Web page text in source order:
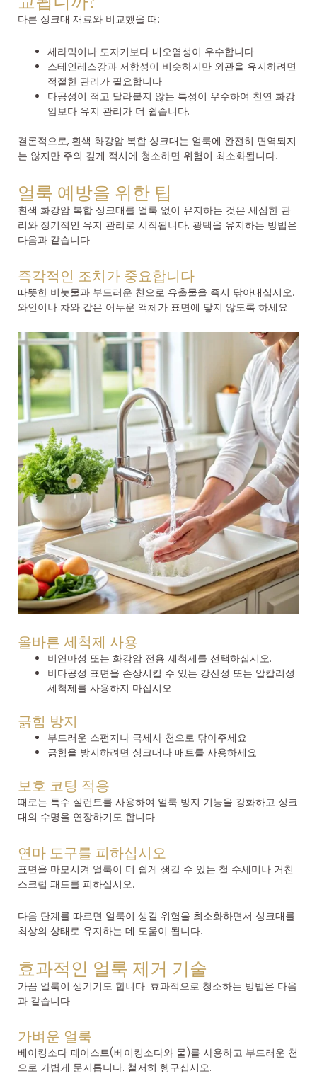
다른 싱크대 재료와 비교했을 때:
세라믹이나 도자기보다 내오염성이 우수합니다.
스테인레스강과 저항성이 비슷하지만 외관을 유지하려면
적절한 관리가 필요합니다.
다공성이 적고 달라붙지 않는 특성이 우수하여 천연 화강
암보다 유지 관리가 더 쉽습니다.
결론적으로, 흰색 화강암 복합 싱크대는 얼룩에 완전히 면역되지
는 않지만 주의 깊게 적시에 청소하면 위험이 최소화됩니다.
얼룩 예방을 위한 팁
흰색 화강암 복합 싱크대를 얼룩 없이 유지하는 것은 세심한 관
리와 정기적인 유지 관리로 시작됩니다. 광택을 유지하는 방법은
다음과 같습니다.
즉각적인 조치가 중요합니다
따뜻한 비눗물과 부드러운 천으로 유출물을 즉시 닦아내십시오.
와인이나 차와 같은 어두운 액체가 표면에 닿지 않도록 하세요.
올바른 세척제 사용
비연마성 또는 화강암 전용 세척제를 선택하십시오.
비다공성 표면을 손상시킬 수 있는 강산성 또는 알칼리성
세척제를 사용하지 마십시오.
긁힘 방지
부드러운 스펀지나 극세사 천으로 닦아주세요.
긁힘을 방지하려면 싱크대나 매트를 사용하세요.
보호 코팅 적용
때로는 특수 실런트를 사용하여 얼룩 방지 기능을 강화하고 싱크
대의 수명을 연장하기도 합니다.
연마 도구를 피하십시오
표면을 마모시켜 얼룩이 더 쉽게 생길 수 있는 철 수세미나 거친
스크럽 패드를 피하십시오.
다음 단계를 따르면 얼룩이 생길 위험을 최소화하면서 싱크대를
최상의 상태로 유지하는 데 도움이 됩니다.
효과적인 얼룩 제거 기술
가끔 얼룩이 생기기도 합니다. 효과적으로 청소하는 방법은 다음
과 같습니다.
가벼운 얼룩
베이킹소다 페이스트(베이킹소다와 물)를 사용하고 부드러운 천
으로 가볍게 문지릅니다. 철저히 헹구십시오.